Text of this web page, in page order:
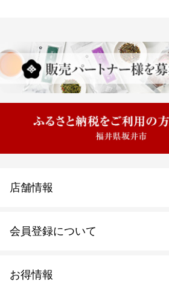
お得情報
会員登録について
店舗情報